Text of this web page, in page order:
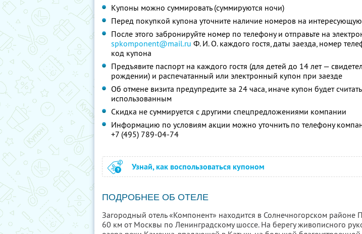
Купоны можно суммировать (суммируются ночи)
Перед покупкой купона уточните наличие номеров на
После этого забронируйте номер по телефону и отправьте на
spkomponent@mail.ru Ф. И. О.каждого гостя, даты заезда, номер
код купона
Предъявите паспорт на каждого гостя (для детей до 14 лет —
рождении) и распечатанный или электронный купон при заезде
Об отмене визита предупредите за 24 часа, иначе купон будет
использованным
Скидка не суммируется с другими спецпредложениями компании
Информацию по условиям акции можно уточнить по телефону
+7 (495) 789-04-74
Узнай, как воспользоваться купоном
ПОДРОБНЕЕ ОБ ОТЕЛЕ
Загородный отель «Компонент» находится в Солнечногорском районе
60 км от Москвы по Ленинградскому шоссе. На берегу живописного